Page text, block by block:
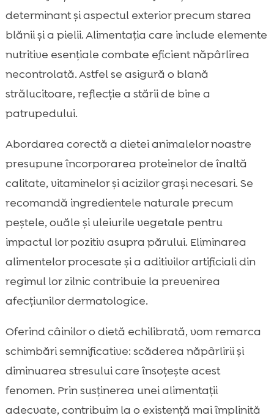
determinant și aspectul exterior precum starea
blănii și a pielii. Alimentația care include elemente
nutritive esențiale combate eficient năpârlirea
necontrolată. Astfel se asigură o blană
strălucitoare, reflecție a stării de bine a
patrupedului.
Abordarea corectă a dietei animalelor noastre
presupune încorporarea proteinelor de înaltă
calitate, vitaminelor și acizilor grași necesari. Se
recomandă ingredientele naturale precum
peștele, ouăle și uleiurile vegetale pentru
impactul lor pozitiv asupra părului. Eliminarea
alimentelor procesate și a aditivilor artificiali din
regimul lor zilnic contribuie la prevenirea
afecțiunilor dermatologice.
Oferind câinilor o dietă echilibrată, vom remarca
schimbări semnificative: scăderea năpârlirii și
diminuarea stresului care însoțește acest
fenomen. Prin susținerea unei alimentații
adecvate, contribuim la o existență mai împlinită